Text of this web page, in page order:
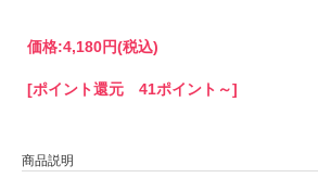
価格:4,180円(税込)
[ポイント還元 41ポイント～]
商品説明